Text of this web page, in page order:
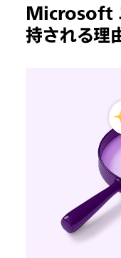
Microsoft
持される理